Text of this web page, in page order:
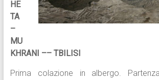
HE
TA
–
MU
KHRANI –– TBILISI
Prima colazione in albergo.